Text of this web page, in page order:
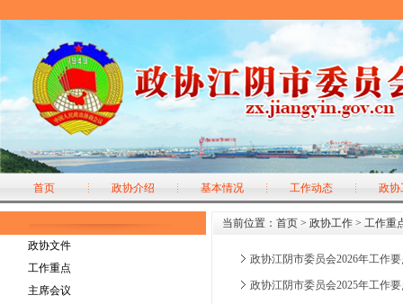
首页 政协介绍 基本情况 工作动态 政协
政协文件
工作重点
主席会议
当前位置： 首页 > 政协工作 > 工作重
政协江阴市委员会2026年工作
政协江阴市委员会2025年工作